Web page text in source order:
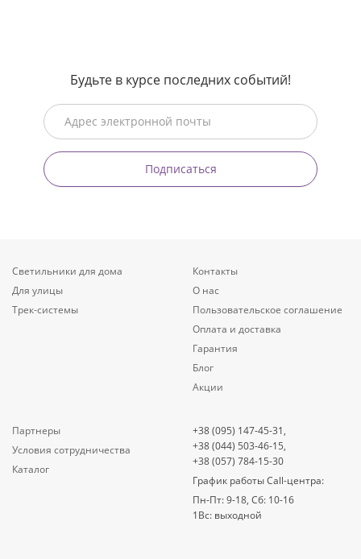
Будьте в курсе последних событий!
Подписаться
Светильники для дома
Для улицы
Трек-системы
Контакты
О нас
Пользовательское соглашение
Оплата и доставка
Гарантия
Блог
Акции
Партнеры
Условия сотрудничества
Каталог
+38 (095) 147-45-31,
+38 (044) 503-46-15,
+38 (057) 784-15-30
График работы Call-центра:
Пн-Пт: 9-18, Сб: 10-16
1Вс: выходной